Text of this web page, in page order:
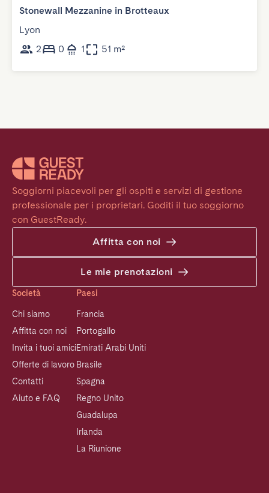
Stonewall Mezzanine in Brotteaux
Lyon
2
0 1 51 m²
Soggiorni piacevoli per gli ospiti e servizi di gestione
professionale per i proprietari. Goditi il tuo soggiorno
con GuestReady.
Affitta con noi
Le mie prenotazioni
Società
Chi siamo
Affitta con noi
Invita i tuoi amici
Offerte di lavoro
Contatti
Aiuto e FAQ
Paesi
Francia
Portogallo
Emirati Arabi Uniti
Brasile
Spagna
Regno Unito
Guadalupa
Irlanda
La Riunione